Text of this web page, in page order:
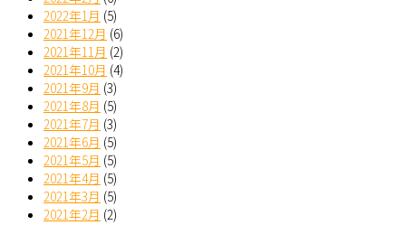
2022年1月 (5)
2021年12月 (6)
2021年11月 (2)
2021年10月 (4)
2021年9月 (3)
2021年8月 (5)
2021年7月 (3)
2021年6月 (5)
2021年5月 (5)
2021年4月 (5)
2021年3月 (5)
2021年2月 (2)